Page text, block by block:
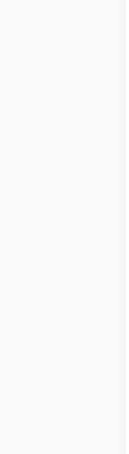
2000만 고객이
카모아는 제주렌트카부
제주렌트카 가격
A. 대여일, 반납일, 인수
Q. 제주 렌트카 최저
Q. 제주 렌트카 가격
Q. 가족 여행에는 어떤
제주렌트카 가
제주도 렌트카 실